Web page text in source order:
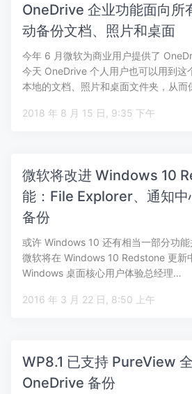
OneDrive 企业功能面向所
动备份文档、照片和桌面
今年 6 月微软为商业用户提供了
今天 OneDrive 个人用户也可以用到这
本地的文档、照片和桌面文件夹，从
2018 年 8 月 15 日, 9:35 下午
微软将改进 Windows 10
能：File Explorer、通知
备份
或许 Windows 10 还有相当一部分功
微软将在 Windows 10 Redstone 更新
Windows 桌面核心用户体验总经理…
2016 年 3 月 22 日, 8:50 上午
WP8.1 已支持 PureView
OneDrive 备份